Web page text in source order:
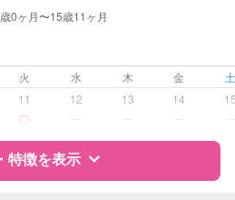
間対応
泊まり保育
応可否は個別に相談
0ヶ月〜15歳11ヶ月
火 水 木 金
11 12 13 14
特徴を表示